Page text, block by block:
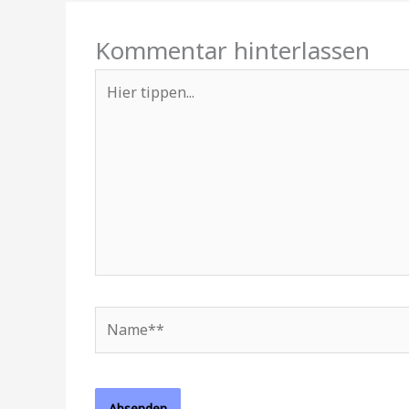
Kommentar hinterlassen
tippen...